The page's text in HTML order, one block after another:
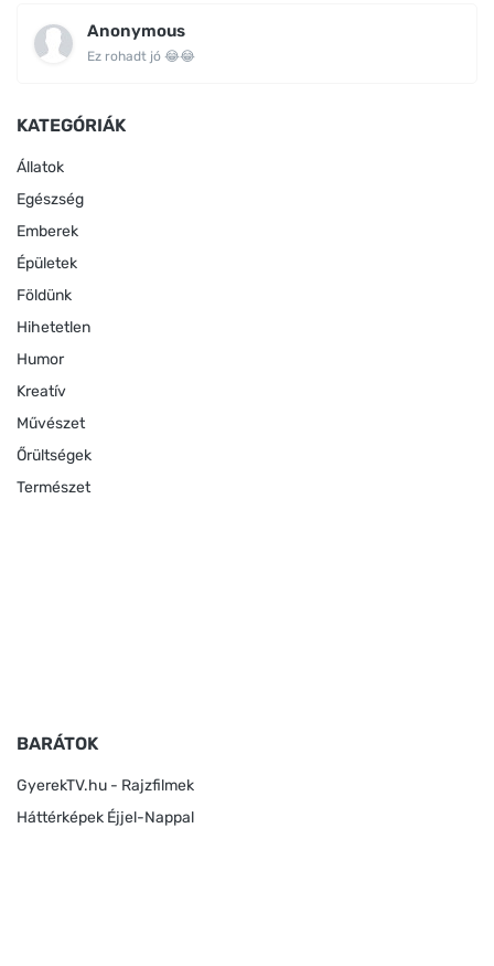
Anonymous
Ez rohadt jó 😂😂
KATEGÓRIÁK
Állatok
Egészség
Emberek
Épületek
Földünk
Hihetetlen
Humor
Kreatív
Művészet
Őrültségek
Természet
BARÁTOK
GyerekTV.hu - Rajzfilmek
Háttérképek Éjjel-Nappal